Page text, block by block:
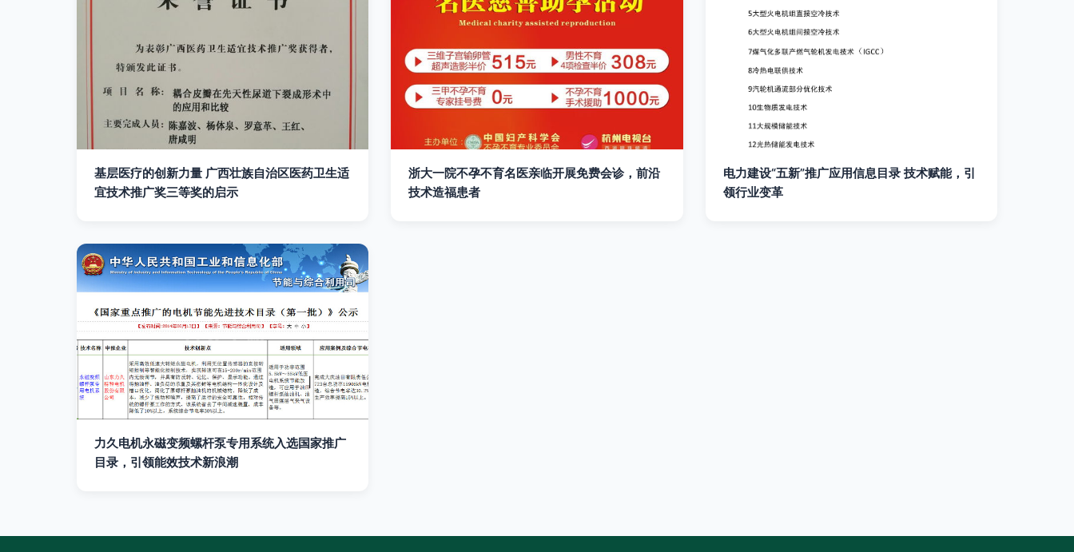
基层医疗的创新力量 广西壮族自治区医药卫生适
宜技术推广奖三等奖的启示
浙大一院不孕不育名医亲临开展免费会诊，前沿
技术造福患者
电力建设“五新”推广应用信息目录 技术赋能，引
领行业变革
力久电机永磁变频螺杆泵专用系统入选国家推广
目录，引领能效技术新浪潮